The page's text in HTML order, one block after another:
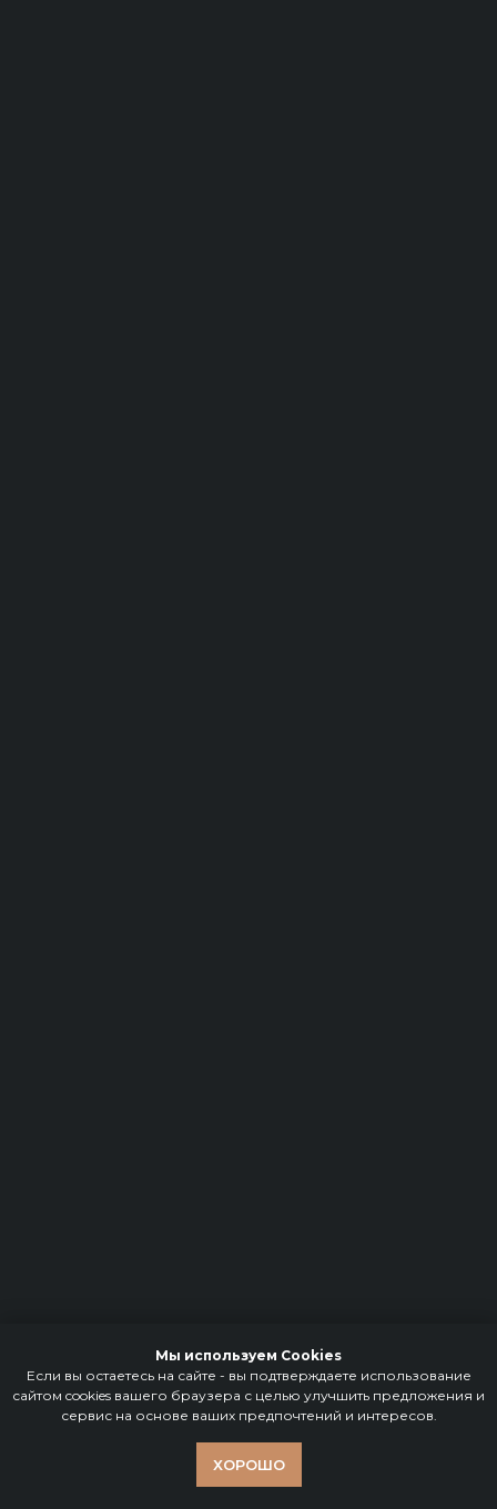
Мы используем Cookies
Если вы остаетесь на сайте - вы подтверждаете использование
сайтом cookies вашего браузера с целью улучшить предложения и
сервис на основе ваших предпочтений и интересов.
ХОРОШО